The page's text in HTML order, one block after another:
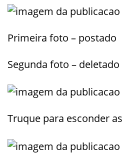
Primeira foto – postado
Segunda foto – deletado
Truque para esconder